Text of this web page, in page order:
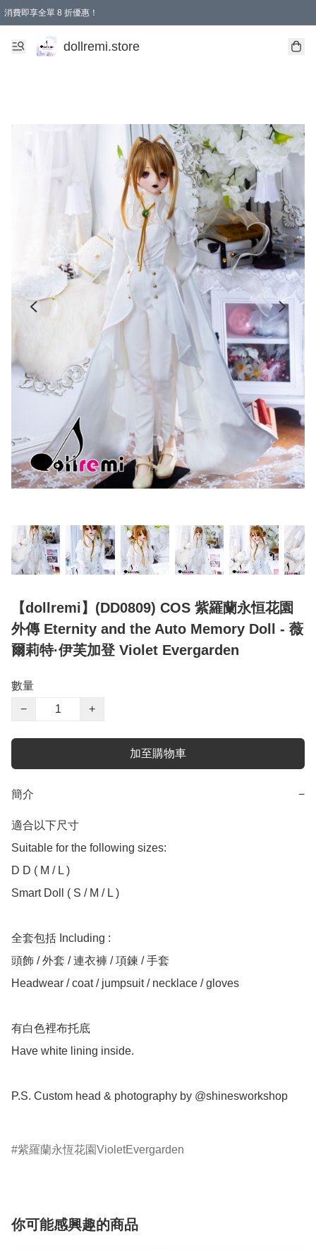
消費即享全單 8 折優惠！
購物滿 HKD 1500.00即享免運費優惠！（適用於 本地送貨、本地取貨、國際送貨 )
dollremi.store
【dollremi】(DD0809) COS 紫羅蘭永恒花園
外傳 Eternity and the Auto Memory Doll - 薇
爾莉特·伊芙加登 Violet Evergarden
數量
−
+
加至購物車
簡介 −
適合以下尺寸
Suitable for the following sizes:
D D ( M / L )
Smart Doll ( S / M / L )
全套包括 Including :
頭飾 / 外套 / 連衣褲 / 項鍊 / 手套
Headwear / coat / jumpsuit / necklace / gloves
有白色裡布托底
Have white lining inside.
P.S. Custom head & photography by @shinesworkshop
紫羅蘭永恆花園VioletEvergarden
你可能感興趣的商品